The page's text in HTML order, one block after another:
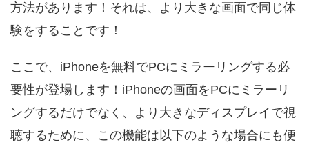
方法があります！それは、より大きな画面で同じ体
験をすることです！
ここで、iPhoneを無料でPCにミラーリングする必
要性が登場します！iPhoneの画面をPCにミラーリ
ングするだけでなく、より大きなディスプレイで視
聴するために、この機能は以下のような場合にも便